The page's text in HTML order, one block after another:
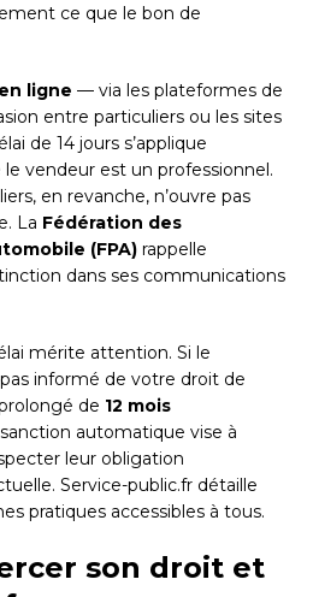
ce que le bon de
en ligne — via les plateformes de
entre particuliers ou les sites
de 14 jours s’applique
vendeur est un professionnel.
en revanche, n’ouvre pas
La Fédération des
(FPA) rappelle
dans ses communications
mérite attention. Si le
informé de votre droit de
de 12 mois
automatique vise à
leur obligation
Service-public.fr détaille
pratiques accessibles à tous.
son droit et